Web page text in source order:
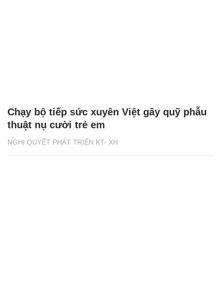
NGHỊ QUYẾT PHÁT TRIỂN KT- XH
Chạy bộ tiếp sức xuyên Việt gây quỹ phẫu
thuật nụ cười trẻ em